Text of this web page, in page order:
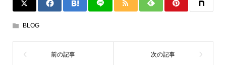
BLOG